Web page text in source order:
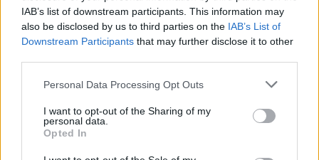
IAB’s list of downstream participants. This information may
also be disclosed by us to third parties on the IAB’s List of
Downstream Participants that may further disclose it to other
Please note that this website/app uses one or more Google
not limited to your visit or usage behaviour. You may click to
grant or deny consent to Google and its third-party tags to
use your data for below specified purposes in below Google
consent section.
Personal Data Processing Opt Outs
I want to opt-out of the Sharing of my
personal data.
Opted In
megérkezni, mint a többi balatoni hajóállomásra, és
jelenleg nem is tud semelyik másik személyhajó se
kikötni itt - hála az égnek, mert emiatt egy ideig még
Címkék:balaton